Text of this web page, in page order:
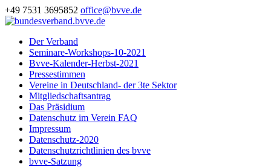
+49 7531 3695852 office@bvve.de
Der Verband
Seminare-Workshops-10-2021
Bvve-Kalender-Herbst-2021
Pressestimmen
Vereine in Deutschland- der 3te Sektor
Mitgliedschaftsantrag
Das Präsidium
Datenschutz im Verein FAQ
Impressum
Datenschutz-2020
Datenschutzrichtlinien des bvve
bvve-Satzung